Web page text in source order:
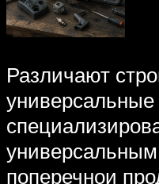
Различают
универсальные
универсальным
поперечнои